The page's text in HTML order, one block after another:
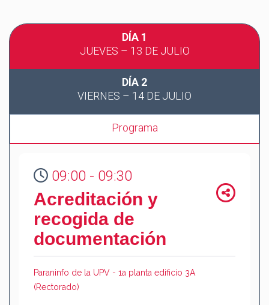
DÍA 1
JUEVES – 13 DE JULIO
DÍA 2
VIERNES – 14 DE JULIO
Programa
09:00 - 09:30
Acreditación y
recogida de
documentación
Paraninfo de la UPV - 1a planta edificio 3A
(Rectorado)